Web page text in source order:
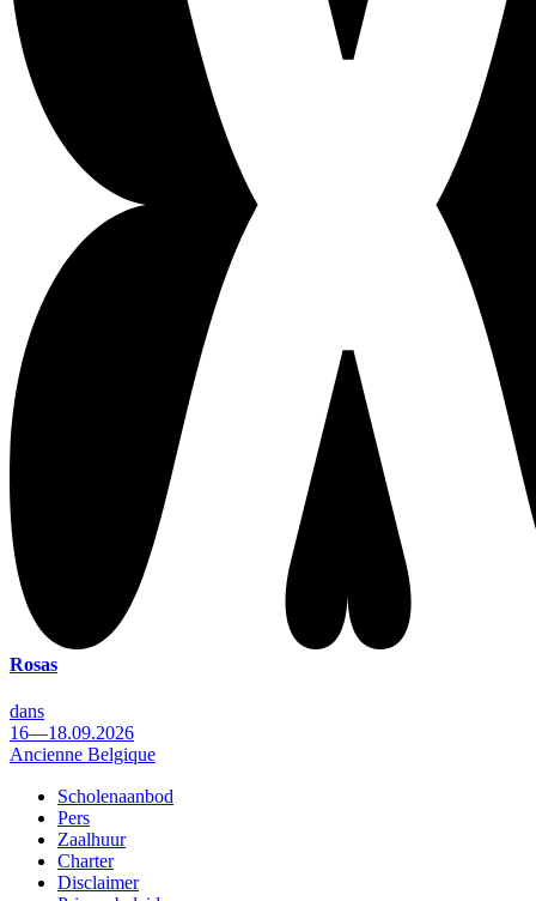
Rosas
dans
16—18.09.2026
Ancienne Belgique
Footer
Scholenaanbod
Pers
Zaalhuur
Charter
Disclaimer